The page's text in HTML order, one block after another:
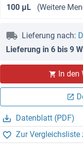
100 μL
(Weitere
Lieferung nach:
Lieferung in 6 bis 9
In den
Datenblatt (PDF)
Zur Vergleichsliste